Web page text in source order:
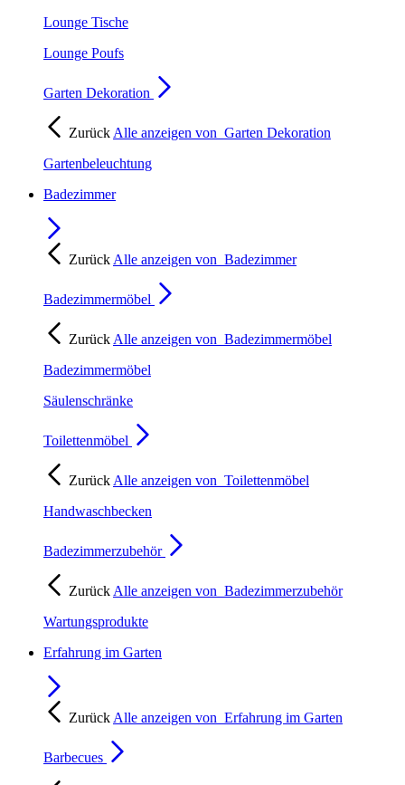
Lounge Tische
Lounge Poufs
Garten Dekoration
Zurück Alle anzeigen von Garten Dekoration
Gartenbeleuchtung
Badezimmer
Zurück Alle anzeigen von Badezimmer
Badezimmermöbel
Zurück Alle anzeigen von Badezimmermöbel
Badezimmermöbel
Säulenschränke
Toilettenmöbel
Zurück Alle anzeigen von Toilettenmöbel
Handwaschbecken
Badezimmerzubehör
Zurück Alle anzeigen von Badezimmerzubehör
Wartungsprodukte
Erfahrung im Garten
Zurück Alle anzeigen von Erfahrung im Garten
Barbecues